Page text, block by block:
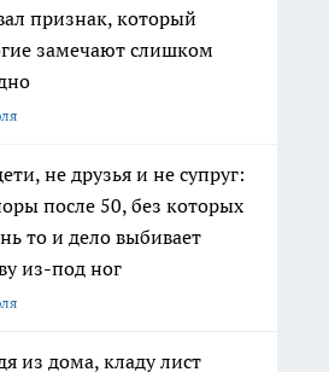
признак, который
замечают слишком
не друзья и не супруг:
после 50, без которых
то и дело выбивает
из-под ног
из дома, кладу лист